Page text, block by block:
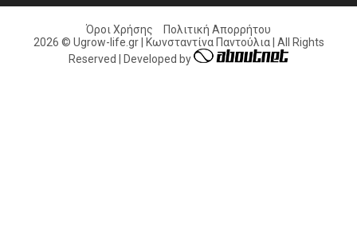
Όροι Χρήσης
Πολιτική Απορρήτου
2026 © Ugrow-life.gr | Κωνσταντίνα Παντούλια | All Rights
Reserved | Developed by